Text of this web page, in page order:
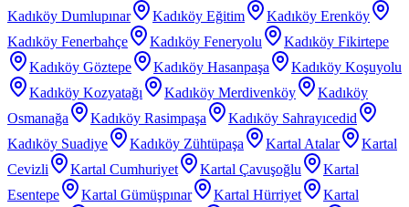
Kadıköy Dumlupınar
Kadıköy Eğitim
Kadıköy Erenköy
Kadıköy Fenerbahçe
Kadıköy Feneryolu
Kadıköy Fikirtepe
Kadıköy Göztepe
Kadıköy Hasanpaşa
Kadıköy Koşuyolu
Kadıköy Kozyatağı
Kadıköy Merdivenköy
Kadıköy
Osmanağa
Kadıköy Rasimpaşa
Kadıköy Sahrayıcedid
Kadıköy Suadiye
Kadıköy Zühtüpaşa Kartal Atalar
Kartal
Cevizli
Kartal Cumhuriyet Kartal Çavuşoğlu
Kartal
Esentepe
Kartal Gümüşpınar Kartal Hürriyet
Kartal